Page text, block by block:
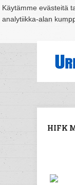
Käytämme evästeitä
analytiikka-alan
Suomi
HIFK